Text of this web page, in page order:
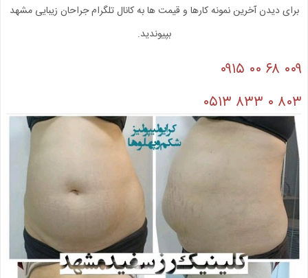
برای دیدن آخرین نمونه کارها و قیمت ها به کانال تلگرام جراحان زیبایی مشهد
بپیوندید.
۰۰۹ ۶۸ ۰۰ ۰۹۱۵
۸۰۳ ۰ ۸۳۳ ۰۵۱۳